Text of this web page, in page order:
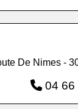
De Nimes -
04 66